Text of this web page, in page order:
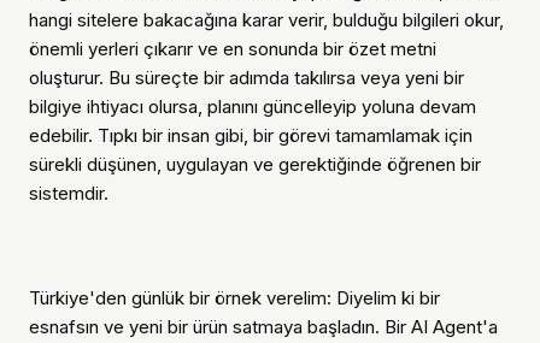
hangi sitelere bakacağına karar verir, bulduğu bilgileri okur,
önemli yerleri çıkarır ve en sonunda bir özet metni
oluşturur. Bu süreçte bir adımda takılırsa veya yeni bir
bilgiye ihtiyacı olursa, planını güncelleyip yoluna devam
edebilir. Tıpkı bir insan gibi, bir görevi tamamlamak için
sürekli düşünen, uygulayan ve gerektiğinde öğrenen bir
sistemdir.
Türkiye'den günlük bir örnek verelim: Diyelim ki bir
esnafsın ve yeni bir ürün satmaya başladın. Bir AI Agent'a